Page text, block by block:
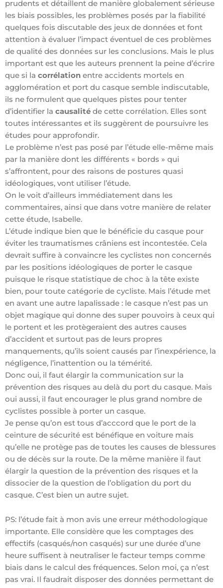
prudents et détaillent de manière globalement sérieuse
les biais possibles, les problèmes posés par la fiabilité
quelques fois discutable des jeux de données et font
attention à évaluer l’impact éventuel de ces problèmes
de qualité des données sur les conclusions. Mais le plus
important est que les auteurs prennent la peine d’écrire
que si la corrélation entre accidents mortels en
agglomération et port du casque semble indiscutable,
ils ne formulent que quelques pistes pour tenter
d’identifier la causalité de cette corrélation. Elles sont
toutes intéressantes et ils suggèrent de poursuivre les
études pour approfondir.
Le problème n’est pas posé par l’étude elle-même mais
par la manière dont les différents « bords » qui
s’affrontent, pour des raisons de postures quasi
idéologiques, vont utiliser l’étude.
On le voit d’ailleurs immédiatement dans les
commentaires, ainsi que dans votre manière de relater
cette étude, Isabelle.
L’étude indique bien que le bénéficie du casque pour
éviter les traumatismes crâniens est incontestée. Cela
devrait suffire à convaincre les cyclistes non concernés
par les positions idéologiques de porter le casque
puisque le risque statistique de choc à la tête existe
bien, pour toute catégorie de cycliste. Mais l’étude met
en avant une autre lapalissade : le casque n’est pas un
objet magique qui donne des super pouvoirs à ceux qui
le portent et les protègeraient des autres causes
d’accident et surtout pas de leurs propres
manquements, qu’ils soient causés par l’inexpérience, la
négligence, l’inattention ou la témérité.
Donc oui, il faut élargir la communication sur la
prévention des risques au delà du port du casque. Mais
oui aussi, il faut encourager le plus grand nombre de
cyclistes possible à porter un casque.
Je pense qu’on est tous d’acccord que le port de la
ceinture de sécurité est bénéfique en voiture mais
qu’elle ne protège pas de toutes les causes de blessures
ou de décès sur la route. De la même manière il faut
élargir la question de la prévention des risques et la
dissocier de la question de l’obligation du port du
casque. C’est bien un autre sujet.
PS: l’étude fait à mon avis une erreur méthodologique
importante. Elle considère que les comptages des
effectifs (casqués/non casqués) sur une durée d’une
heure suffisent à neutraliser le facteur temps comme
biais dans le calcul des fréquences. Selon moi, ça n’est
pas vrai. Il faudrait disposer des données permettant de